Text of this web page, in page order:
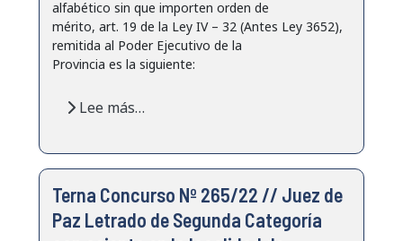
alfabético sin que importen orden de
mérito, art. 19 de la Ley IV – 32 (Antes Ley 3652),
remitida al Poder Ejecutivo de la
Provincia es la siguiente:
Lee más…
Terna Concurso Nº 265/22 // Juez de
Paz Letrado de Segunda Categoría